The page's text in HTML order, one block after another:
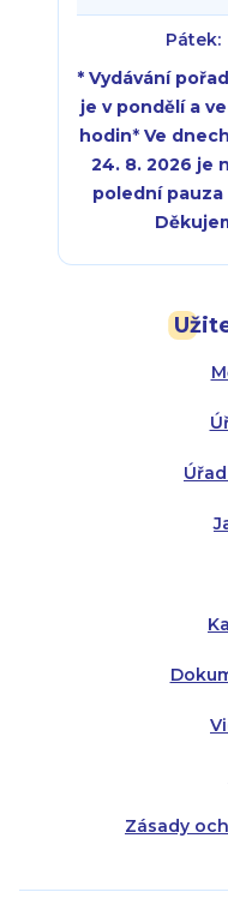
Zásady
Pátek:
* Vydávání
je v pondělí a
hodin* Ve dnech
24. 8. 2026 je
polední pauza
Úterý:
Středa:
Čtvrtek:
Pátek:
Úterý:
Středa:
Čtvrtek: